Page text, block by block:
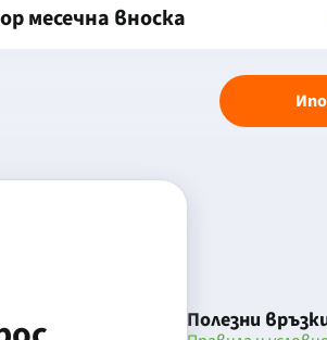
месечна вноска
Полезни